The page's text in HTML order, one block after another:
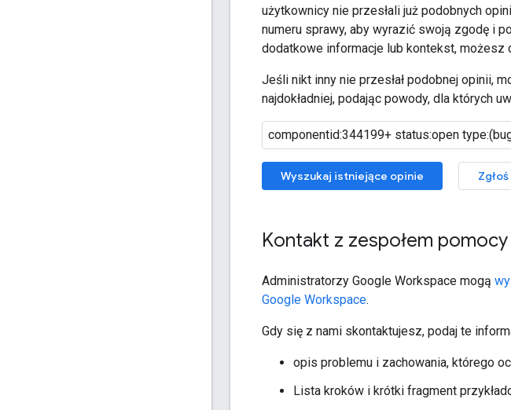
użytkownicy nie przesłali już podobnych
numeru sprawy, aby wyrazić swoją zgodę i
dodatkowe informacje lub kontekst, możesz
Jeśli nikt inny nie przesłał podobnej opinii,
najdokładniej, podając powody, dla których
Wyszukaj istniejące opinie Zgłoś
Kontakt z zespołem
Administratorzy Google Workspace mogą
Google Workspace.
Gdy się z nami skontaktujesz, podaj te
opis problemu i zachowania, którego
Lista kroków i krótki fragment